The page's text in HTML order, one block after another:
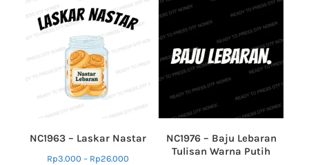
NC1963 – Laskar Nastar
Rp3.000 – Rp26.000
NC1976 – Baju Lebaran
Tulisan Warna Putih